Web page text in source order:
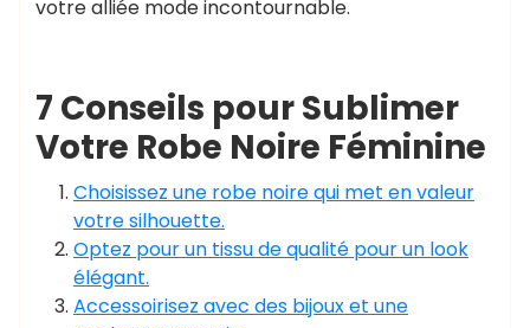
votre alliée mode incontournable.
7 Conseils pour Sublimer
Votre Robe Noire Féminine
Choisissez une robe noire qui met en valeur
votre silhouette.
Optez pour un tissu de qualité pour un look
élégant.
Accessoirisez avec des bijoux et une